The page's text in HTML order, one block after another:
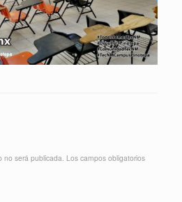
no será publicada. Los campos obligatorios